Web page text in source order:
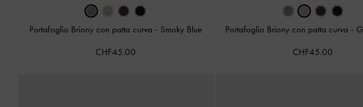
Portafoglio Briony con patta curva - Smoky Blue
CHF45.00
Portafoglio Briony con patta curva -
CHF45.00